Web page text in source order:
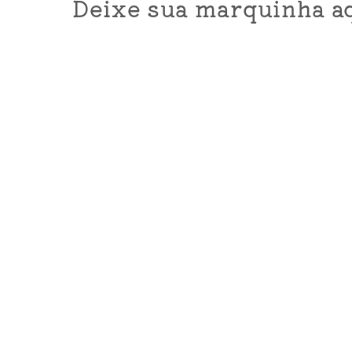
Deixe sua marquinha